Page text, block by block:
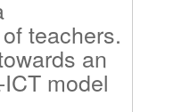
teachers.
an
model